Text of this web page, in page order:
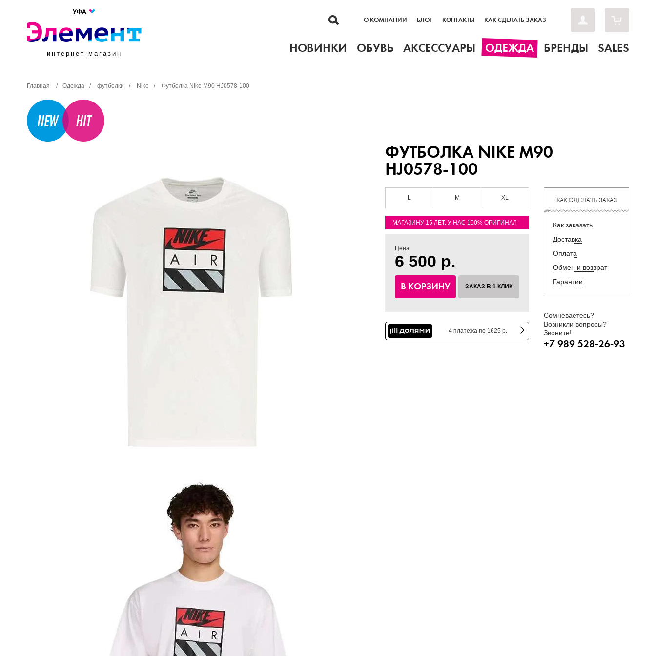
УФА
интернет-магазин
О КОМПАНИИ БЛОГ КОНТАКТЫ КАК СДЕЛАТЬ ЗАКАЗ
НОВИНКИ ОБУВЬ АКСЕССУАРЫ ОДЕЖДА БРЕНДЫ SALES
Главная / Одежда / футболки / Nike / Футболка Nike M90 HJ0578-100
ФУТБОЛКА NIKE M90
HJ0578-100
L M XL
МАГАЗИНУ 15 ЛЕТ. У НАС 100% ОРИГИНАЛ
Цена
6 500 р.
В КОРЗИНУ ЗАКАЗ В 1 КЛИК
4 платежа по 1625 р.
КАК СДЕЛАТЬ ЗАКАЗ
Как заказать
Доставка
Оплата
Обмен и возврат
Гарантии
Сомневаетесь?
Возникли вопросы?
Звоните!
+7 989 528-26-93